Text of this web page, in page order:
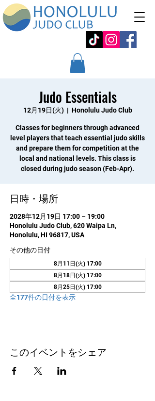
Judo Essentials
12月19日(火)
  |
Honolulu Judo Club
Classes for beginners through advanced
level players that teach essential judo skills
and prepare them for competition at the
local and national levels. This class is
closed during judo season (Feb-Apr).
日時・場所
2028年12月19日 17:00 – 19:00
Honolulu Judo Club, 620 Waipa Ln,
Honolulu, HI 96817, USA
その他の日付
8月11日(火) 17:00
8月18日(火) 17:00
8月25日(火) 17:00
全177件の日付を表示
このイベントをシェア